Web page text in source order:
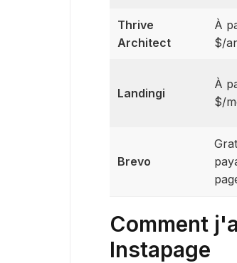
Thrive
Architect
À
$/
Landingi
À
$/
Brevo
Comment
Instapage